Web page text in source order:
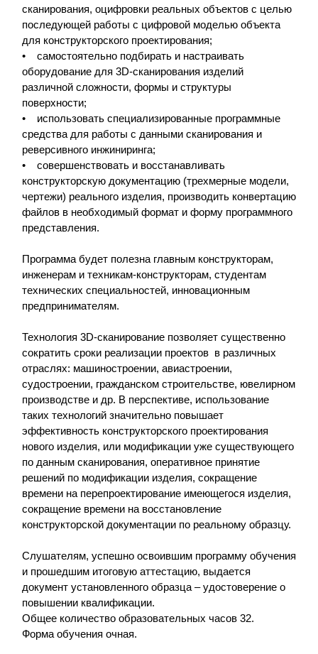
сканирования, оцифровки реальных объектов с целью
последующей работы с цифровой моделью объекта
для конструкторского проектирования;
• самостоятельно подбирать и настраивать
оборудование для 3D-сканирования изделий
различной сложности, формы и структуры
поверхности;
• использовать специализированные программные
средства для работы с данными сканирования и
реверсивного инжиниринга;
• совершенствовать и восстанавливать
конструкторскую документацию (трехмерные модели,
чертежи) реального изделия, производить конвертацию
файлов в необходимый формат и форму программного
представления.
Программа будет полезна главным конструкторам,
инженерам и техникам-конструкторам, студентам
технических специальностей, инновационным
предпринимателям.
Технология 3D-сканирование позволяет существенно
сократить сроки реализации проектов в различных
отраслях: машиностроении, авиастроении,
судостроении, гражданском строительстве, ювелирном
производстве и др. В перспективе, использование
таких технологий значительно повышает
эффективность конструкторского проектирования
нового изделия, или модификации уже существующего
по данным сканирования, оперативное принятие
решений по модификации изделия, сокращение
времени на перепроектирование имеющегося изделия,
сокращение времени на восстановление
конструкторской документации по реальному образцу.
Слушателям, успешно освоившим программу обучения
и прошедшим итоговую аттестацию, выдается
документ установленного образца – удостоверение о
повышении квалификации.
Общее количество образовательных часов 32.
Форма обучения очная.